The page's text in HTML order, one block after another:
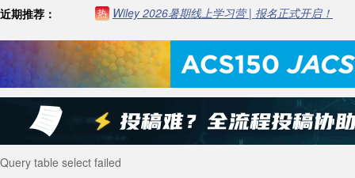
近期推荐： 热 Wiley 2026暑期线上学习营 | 报名正式开启！
Query table select failed